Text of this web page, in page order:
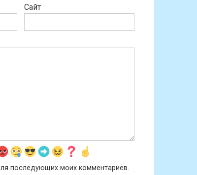
Сайт
последующих моих комментариев.